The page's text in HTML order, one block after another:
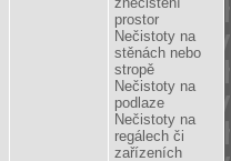
prostor
Nečistoty na
stěnách nebo
stropě
Nečistoty na
podlaze
Nečistoty na
regálech či
zařízeních